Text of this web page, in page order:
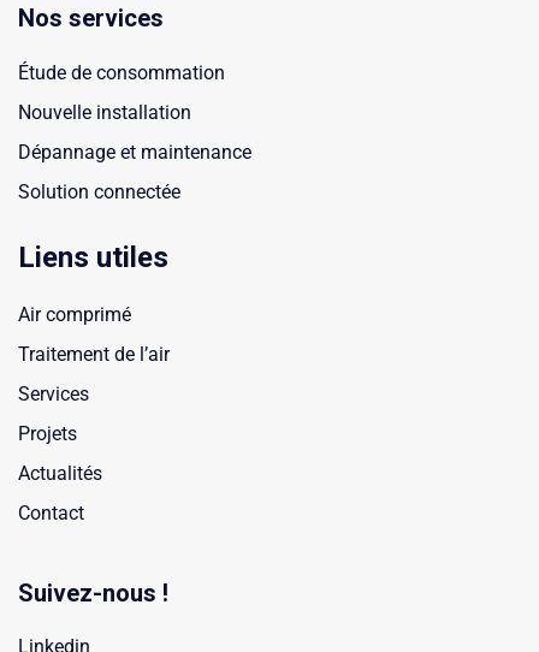
Nos services
Étude de consommation
Nouvelle installation
Dépannage et maintenance
Solution connectée
Liens utiles
Air comprimé
Traitement de l’air
Services
Projets
Actualités
Contact
Suivez-nous !
Linkedin